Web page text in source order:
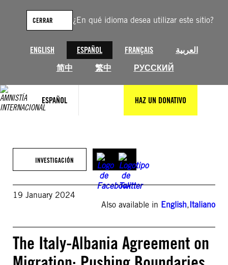
¿En qué idioma desea utilizar este sitio?
ENGLISH ESPAÑOL FRANÇAIS
العربية
简中
繁中 РУССКИЙ
CERRAR
ESPAÑOL HAZ UN DONATIVO
contenido
INVESTIGACIÓN
19 January 2024
Also available in English,Italiano
The Italy-Albania Agreement on